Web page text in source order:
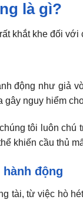
là gì?
khắt khe đối
động như giả
gây nguy hiểm
tôi luôn
khiến cầu thủ
động
tài, từ việc hò